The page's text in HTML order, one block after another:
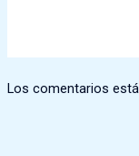
Los comentarios